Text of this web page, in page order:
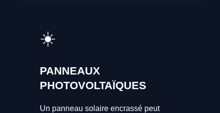
☀️
PANNEAUX
PHOTOVOLTAÏQUES
Un panneau solaire encrassé peut